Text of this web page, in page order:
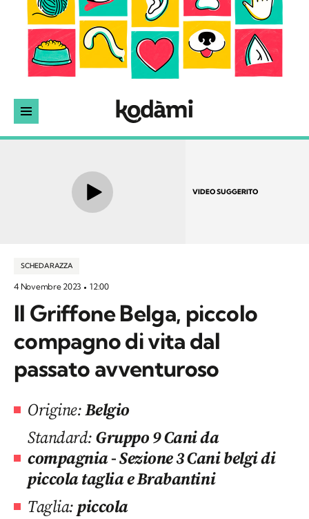
VIDEO SUGGERITO
SCHEDA RAZZA
4 Novembre 2023 12:00
Il Griffone Belga, piccolo
compagno di vita dal
passato avventuroso
Origine:Belgio
Standard:Gruppo 9 Cani da
compagnia - Sezione 3 Cani belgi di
piccola taglia e Brabantini
Taglia:piccola